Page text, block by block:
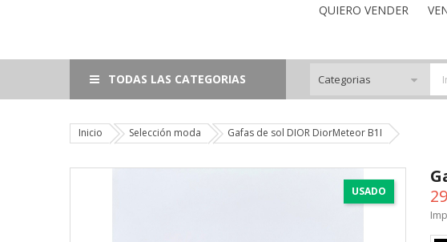
QUIERO VENDER
TODAS LAS CATEGORIAS
Inicio Selección moda Gafas de sol DIOR DiorMeteor B1I
USADO